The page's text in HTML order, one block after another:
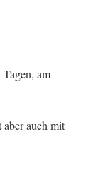
am
aber auch mit